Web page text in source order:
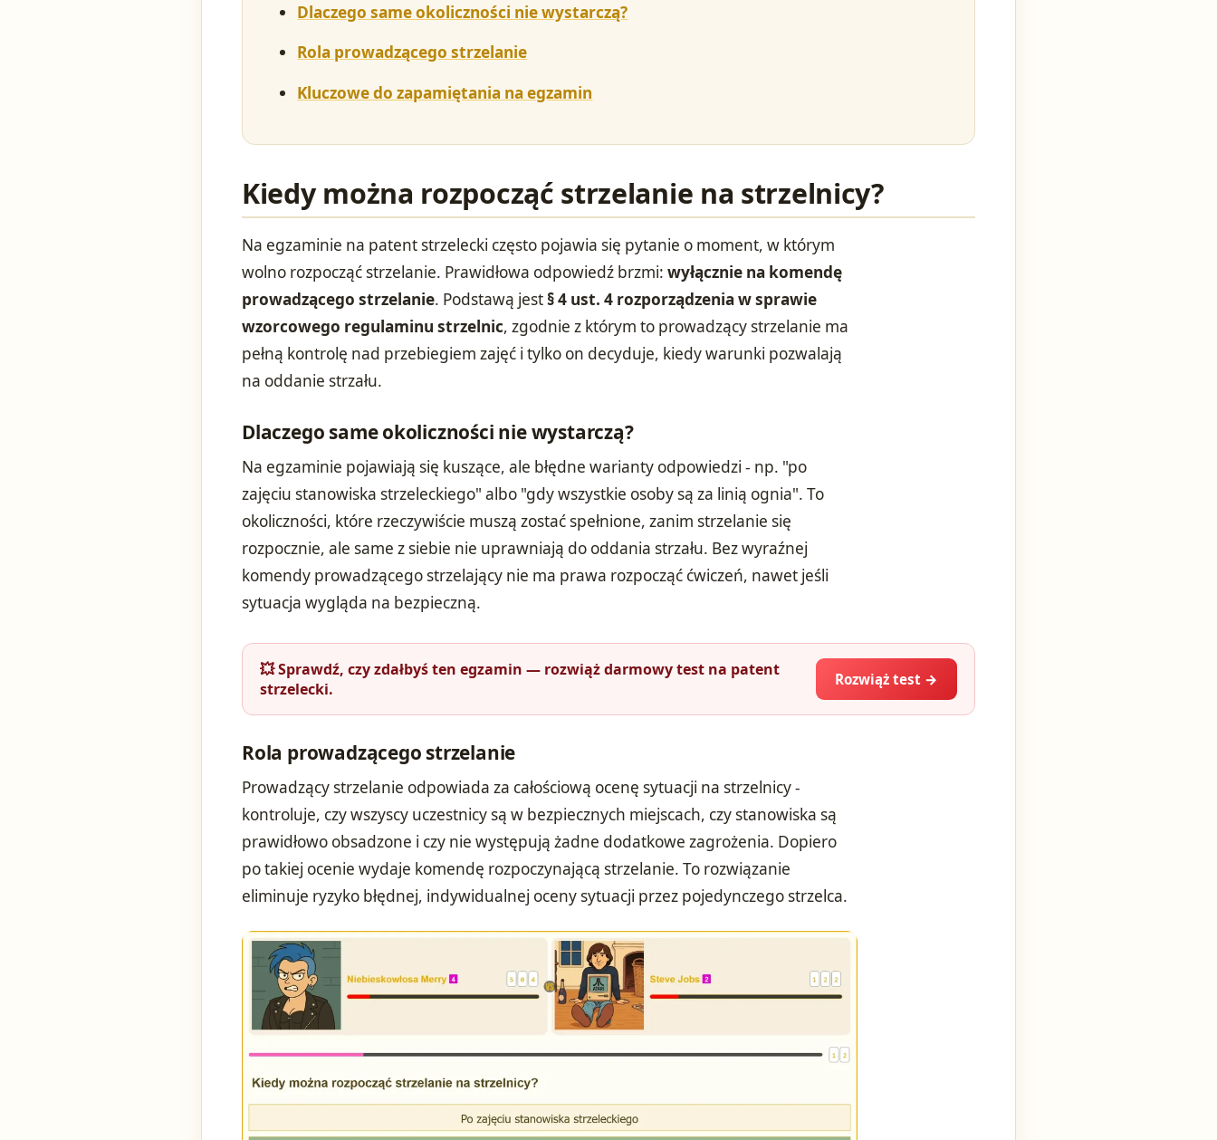
Dlaczego same okoliczności nie wystarczą?
Rola prowadzącego strzelanie
Kluczowe do zapamiętania na egzamin
Kiedy można rozpocząć strzelanie na strzelnicy?
Na egzaminie na patent strzelecki często pojawia się pytanie o moment, w którym
wolno rozpocząć strzelanie. Prawidłowa odpowiedź brzmi: wyłącznie na komendę
prowadzącego strzelanie. Podstawą jest§ 4 ust. 4 rozporządzenia w sprawie
wzorcowego regulaminu strzelnic, zgodnie z którym to prowadzący strzelanie ma
pełną kontrolę nad przebiegiem zajęć i tylko on decyduje, kiedy warunki pozwalają
na oddanie strzału.
Dlaczego same okoliczności nie wystarczą?
Na egzaminie pojawiają się kuszące, ale błędne warianty odpowiedzi - np. "po
zajęciu stanowiska strzeleckiego" albo "gdy wszystkie osoby są za linią ognia". To
okoliczności, które rzeczywiście muszą zostać spełnione, zanim strzelanie się
rozpocznie, ale same z siebie nie uprawniają do oddania strzału. Bez wyraźnej
komendy prowadzącego strzelający nie ma prawa rozpocząć ćwiczeń, nawet jeśli
sytuacja wygląda na bezpieczną.
💥 Sprawdź, czy zdałbyś ten egzamin — rozwiąż darmowy test na patent
strzelecki.
Rozwiąż test →
Rola prowadzącego strzelanie
Prowadzący strzelanie odpowiada za całościową ocenę sytuacji na strzelnicy -
kontroluje, czy wszyscy uczestnicy są w bezpiecznych miejscach, czy stanowiska są
prawidłowo obsadzone i czy nie występują żadne dodatkowe zagrożenia. Dopiero
po takiej ocenie wydaje komendę rozpoczynającą strzelanie. To rozwiązanie
eliminuje ryzyko błędnej, indywidualnej oceny sytuacji przez pojedynczego strzelca.